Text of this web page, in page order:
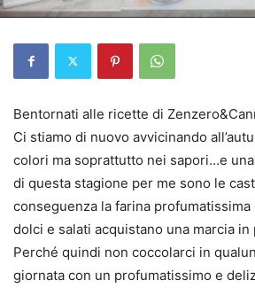
Bentornati alle ricette di
Ci stiamo di nuovo avvicinando
colori ma soprattutto nei sapori…e
di questa stagione per me sono le
conseguenza la farina
dolci e salati acquistano una marcia in
Perché quindi non coccolarci in
giornata con un profumatissimo e